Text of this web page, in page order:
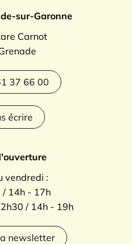
sur-Garonne
Carnot
37 66 00
écrire
vendredi :
14h - 17h
/ 14h - 19h
newsletter